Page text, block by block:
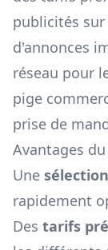
publicités
d'annonces
réseau pour
pige
prise de
Avantages
Une
rapidement
Des tarifs